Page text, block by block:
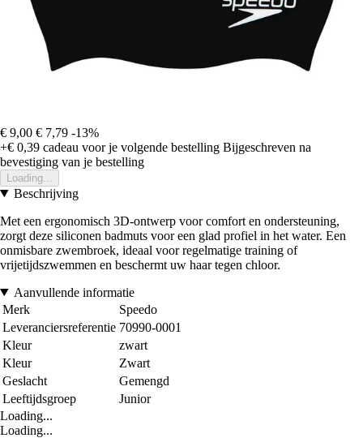
€ 9,00 € 7,79 -13%
+€ 0,39 cadeau voor je volgende bestelling Bijgeschreven na
bevestiging van je bestelling
Loading...
Beschrijving
Met een ergonomisch 3D-ontwerp voor comfort en ondersteuning,
zorgt deze siliconen badmuts voor een glad profiel in het water. Een
onmisbare zwembroek, ideaal voor regelmatige training of
vrijetijdszwemmen en beschermt uw haar tegen chloor.
Aanvullende informatie
Merk
Speedo
Leveranciersreferentie 70990-0001
Kleur
zwart
Kleur
Zwart
Geslacht
Gemengd
Leeftijdsgroep
Junior
Loading...
Loading...